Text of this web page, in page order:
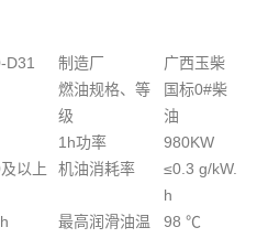
D31 制造厂
广西玉柴
燃油规格、等
级
国标0#柴
油
1h功率
980KW
以上 机油消耗率
≤0.3 g/kW.
h
最高润滑油温
98 ℃